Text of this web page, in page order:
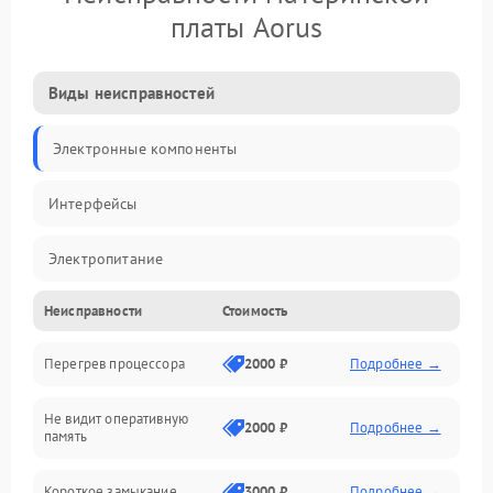
платы Aorus
Виды неисправностей
Электронные компоненты
Интерфейсы
Электропитание
Корпус/Герметичность
Механика
ПО/Микропрограмма
Неисправности Стоимость
Перегрев процессора 2000 ₽ Подробнее →
Не видит оперативную
память
2000 ₽ Подробнее →